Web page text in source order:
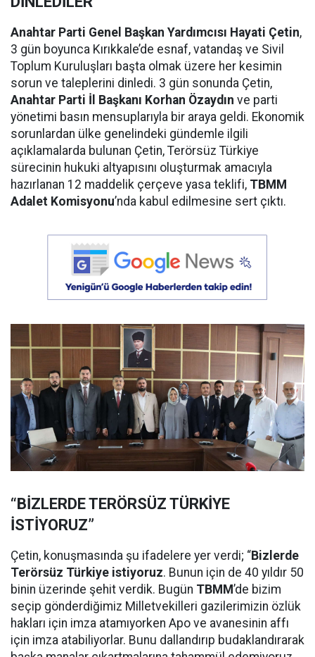
Anahtar Parti Genel Başkan Yardımcısı Hayati Çetin,
3 gün boyunca Kırıkkale’de esnaf, vatandaş ve Sivil
Toplum Kuruluşları başta olmak üzere her kesimin
sorun ve taleplerini dinledi. 3 gün sonunda Çetin,
Anahtar Parti İl Başkanı Korhan Özaydın ve parti
yönetimi basın mensuplarıyla bir araya geldi. Ekonomik
sorunlardan ülke genelindeki gündemle ilgili
açıklamalarda bulunan Çetin, Terörsüz Türkiye
sürecinin hukuki altyapısını oluşturmak amacıyla
hazırlanan 12 maddelik çerçeve yasa teklifi, TBMM
Adalet Komisyonu’nda kabul edilmesine sert çıktı.
“BİZLERDE TERÖRSÜZ TÜRKİYE
İSTİYORUZ”
Çetin, konuşmasında şu ifadelere yer verdi; “Bizlerde
Terörsüz Türkiye istiyoruz. Bunun için de 40 yıldır 50
binin üzerinde şehit verdik. Bugün TBMM’de bizim
seçip gönderdiğimiz Milletvekilleri gazilerimizin özlük
hakları için imza atamıyorken Apo ve avanesinin affı
için imza atabiliyorlar. Bunu dallandırıp budaklandırarak